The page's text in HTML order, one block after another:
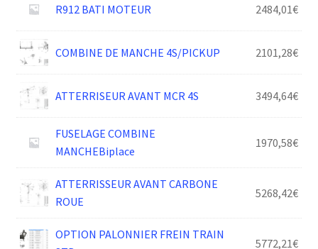
R912 BATI MOTEUR 2484,01€
COMBINE DE MANCHE 4S/PICKUP 2101,28€
ATTERRISEUR AVANT MCR 4S 3494,64€
FUSELAGE COMBINE
MANCHEBiplace
1970,58€
ATTERRISSEUR AVANT CARBONE
ROUE
5268,42€
OPTION PALONNIER FREIN TRAIN
5772,21€